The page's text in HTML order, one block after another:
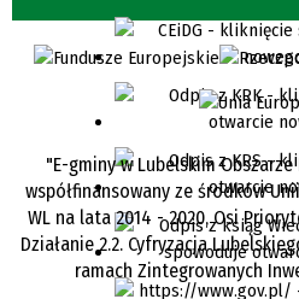
"E-gminy w Lubelskim
współfinansowany ze środków
WL na lata 2014 - 2020, Osi
Działanie 2.2. Cyfryzacja
ramach Zintegrowanych